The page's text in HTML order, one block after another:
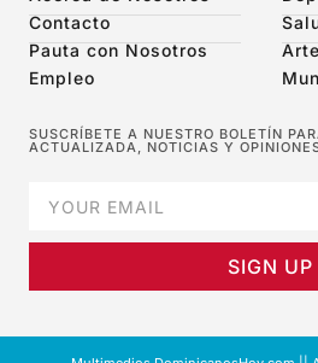
Contacto
Pauta con Nosotros
Empleo
SUSCRÍBETE A NUESTRO BOLETÍN
ACTUALIZADA, NOTICIAS Y
SIGN UP